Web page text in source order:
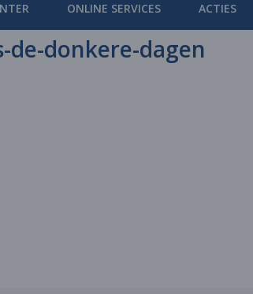
ONLINE SERVICES ACTIES
donkere-dagen